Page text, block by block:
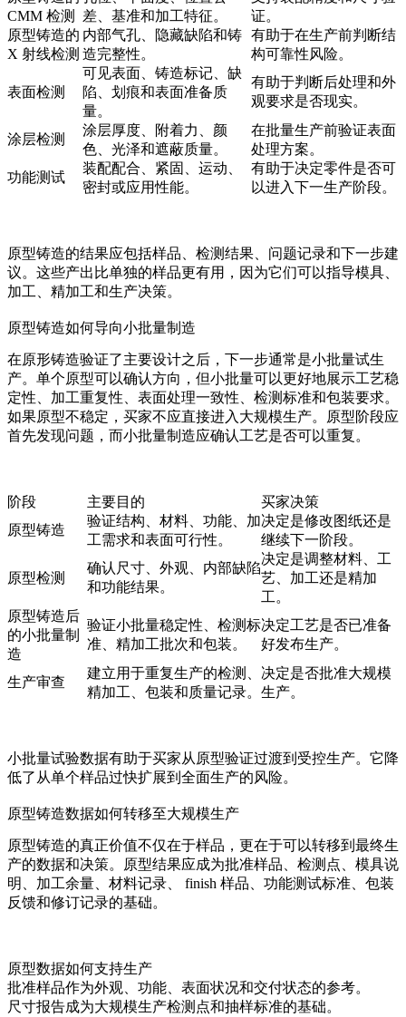
CMM 检测
差、基准和加工特征。
证。
原型铸造的
X 射线检测
内部气孔、隐藏缺陷和铸
造完整性。
有助于在生产前判断结
构可靠性风险。
表面检测
可见表面、铸造标记、缺
陷、划痕和表面准备质
量。
有助于判断后处理和外
观要求是否现实。
涂层检测
涂层厚度、附着力、颜
色、光泽和遮蔽质量。
在批量生产前验证表面
处理方案。
功能测试
装配配合、紧固、运动、
密封或应用性能。
有助于决定零件是否可
以进入下一生产阶段。
原型铸造的结果应包括样品、检测结果、问题记录和下一步建
议。这些产出比单独的样品更有用，因为它们可以指导模具、
加工、精加工和生产决策。
原型铸造如何导向小批量制造
在原形铸造验证了主要设计之后，下一步通常是小批量试生
产。单个原型可以确认方向，但小批量可以更好地展示工艺稳
定性、加工重复性、表面处理一致性、检测标准和包装要求。
如果原型不稳定，买家不应直接进入大规模生产。原型阶段应
首先发现问题，而小批量制造应确认工艺是否可以重复。
阶段 主要目的
买家决策
原型铸造
验证结构、材料、功能、加
工需求和表面可行性。
决定是修改图纸还是
继续下一阶段。
原型检测
确认尺寸、外观、内部缺陷
和功能结果。
决定是调整材料、工
艺、加工还是精加
工。
原型铸造后
的小批量制
造
验证小批量稳定性、检测标
准、精加工批次和包装。
决定工艺是否已准备
好发布生产。
生产审查
建立用于重复生产的检测、
精加工、包装和质量记录。
决定是否批准大规模
生产。
小批量试验数据有助于买家从原型验证过渡到受控生产。它降
低了从单个样品过快扩展到全面生产的风险。
原型铸造数据如何转移至大规模生产
原型铸造的真正价值不仅在于样品，更在于可以转移到最终生
产的数据和决策。原型结果应成为批准样品、检测点、模具说
明、加工余量、材料记录、 finish 样品、功能测试标准、包装
反馈和修订记录的基础。
原型数据如何支持生产
批准样品作为外观、功能、表面状况和交付状态的参考。
尺寸报告成为大规模生产检测点和抽样标准的基础。